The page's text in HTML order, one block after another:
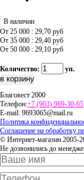
В наличии
От 25 000 : 29,70 руб
От 35 000 : 29,40 руб
От 50 000 : 29,10 руб
Количество: уп.
Благовест 2000
Телефон:+7 (903) 969-30-65
E-mail: 9693065@mail.ru
Политика
Соглашение на обработку
© Интернет-магазин
Не дозвонились до